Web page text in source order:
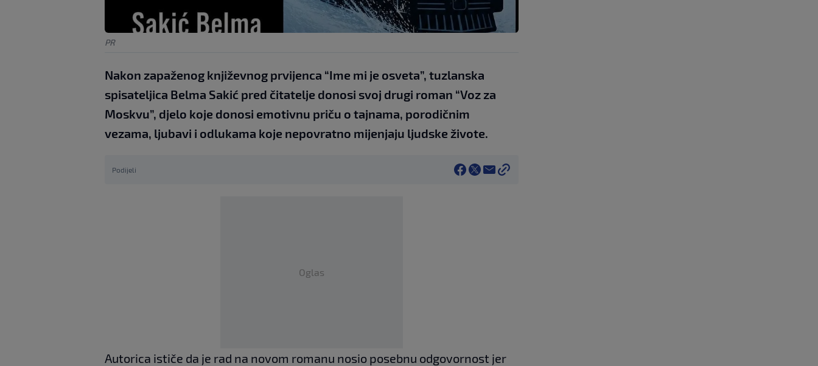
PR
Nakon zapaženog književnog prvijenca “Ime mi je osveta”, tuzlanska
spisateljica Belma Sakić pred čitatelje donosi svoj drugi roman “Voz za
Moskvu”, djelo koje donosi emotivnu priču o tajnama, porodičnim
vezama, ljubavi i odlukama koje nepovratno mijenjaju ljudske živote.
Podijeli
Oglas
Autorica ističe da je rad na novom romanu nosio posebnu odgovornost jer